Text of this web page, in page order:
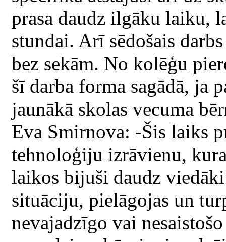
prasa daudz ilgāku laiku,
stundai. Arī sēdošais
bez sekām. No kolēģu
šī darba forma sagādā, ja
jaunākā skolas vecuma
Eva Smirnova: -Šis laiks
tehnoloģiju izrāvienu,
laikos bijuši daudz
situāciju, pielāgojas un
nevajadzīgo vai